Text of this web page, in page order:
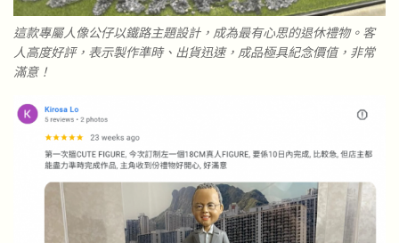
這款專屬人像公仔以鐵路主題設計，成為最有心思的退休禮物。客
人高度好評，表示製作準時、出貨迅速，成品極具紀念價值，非常
滿意！